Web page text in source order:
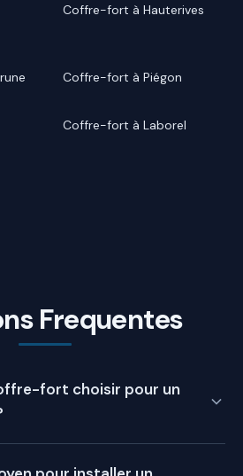
Coffre-fort à Hauterives
Coffre-fort à Piégon
Coffre-fort à Laborel
Frequentes
fort choisir pour un